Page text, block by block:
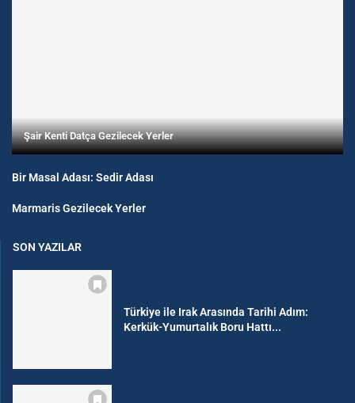
Şair Kenti Datça Gezilecek Yerler
Bir Masal Adası: Sedir Adası
Marmaris Gezilecek Yerler
SON YAZILAR
Türkiye ile Irak Arasında Tarihi Adım:
Kerkük-Yumurtalık Boru Hattı...